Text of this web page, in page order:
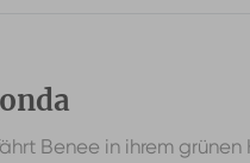
Benee in ihrem